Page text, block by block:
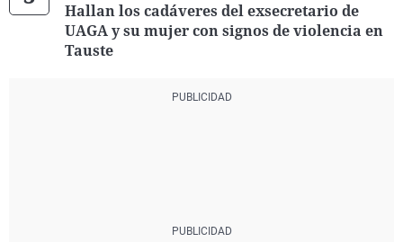
Hallan los cadáveres del exsecretario de
UAGA y su mujer con signos de violencia en
Tauste